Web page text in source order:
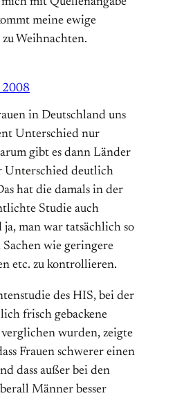
meine ewige
Weihnachten.
2008
in Deutschland uns
Unterschied nur
gibt es dann Länder
Unterschied deutlich
hat die damals in der
Studie auch
ja, man war tatsächlich so
Sachen wie geringere
etc. zu kontrollieren.
des HIS, bei der
frisch gebackene
wurden, zeigte
Frauen schwerer einen
dass außer bei den
Männer besser